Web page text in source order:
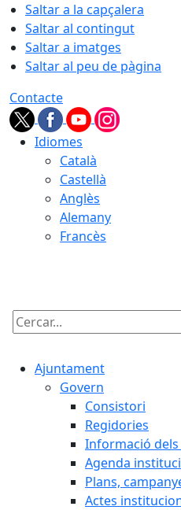
Saltar a la capçalera
Saltar al contingut
Saltar a imatges
Saltar al peu de pàgina
Contacte
Idiomes
Català
Castellà
Anglès
Alemany
Francès
Cercar:
Ajuntament
Govern
Consistori
Regidories
Informació
Agenda
Plans,
Actes